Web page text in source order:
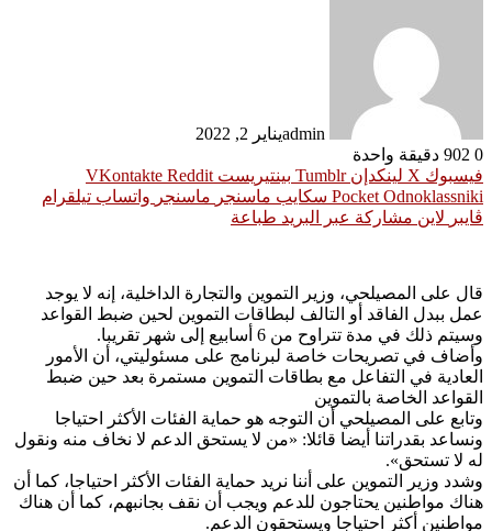
adminيناير 2, 2022
0
دقيقة واحدة
فيسبوك ‫X لينكدإن بينتيريست
Odnoklassniki
‫Pocket سكايب ماسنجر ماسنجر واتساب تيلقرام
ڤايبر لاين مشاركة عبر البريد طباعة
قال على المصيلحي، وزير التموين والتجارة الداخلية، إنه لا يوجد
عمل ببدل الفاقد أو التالف لبطاقات التموين لحين ضبط القواعد
وسيتم ذلك في مدة تتراوح من 6 أسابيع إلى شهر تقريبا.
وأضاف في تصريحات خاصة لبرنامج على مسئوليتي، أن الأمور
العادية في التفاعل مع بطاقات التموين مستمرة بعد حين ضبط
القواعد الخاصة بالتموين
وتابع على المصيلحي أن التوجه هو حماية الفئات الأكثر احتياجا
ونساعد بقدراتنا أيضا قائلا: «من لا يستحق الدعم لا نخاف منه ونقول
له لا تستحق».
وشدد وزير التموين على أننا نريد حماية الفئات الأكثر احتياجا، كما أن
هناك مواطنين يحتاجون للدعم ويجب أن نقف بجانبهم، كما أن هناك
مواطنين أكثر احتياجا ويستحقون الدعم.